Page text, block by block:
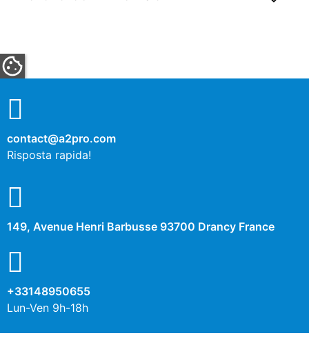
contact@a2pro.com
Risposta rapida!
149, Avenue Henri Barbusse 93700 Drancy France
+33148950655
Lun-Ven 9h-18h